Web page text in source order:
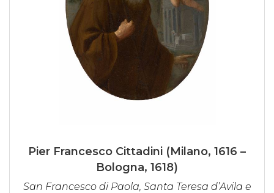
Pier Francesco Cittadini (Milano, 1616 –
Bologna, 1618)
San Francesco di Paola, Santa Teresa d’Avila e